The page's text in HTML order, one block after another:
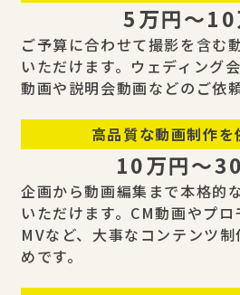
5万円〜10
ご予算に合わせて撮影を含む
いただけます。ウェディング
動画や説明会動画などのご依
高品質な動画制作を
10万円〜
企画から動画編集まで本格的
いただけます。CM動画やプロ
MVなど、大事なコンテンツ
めです。